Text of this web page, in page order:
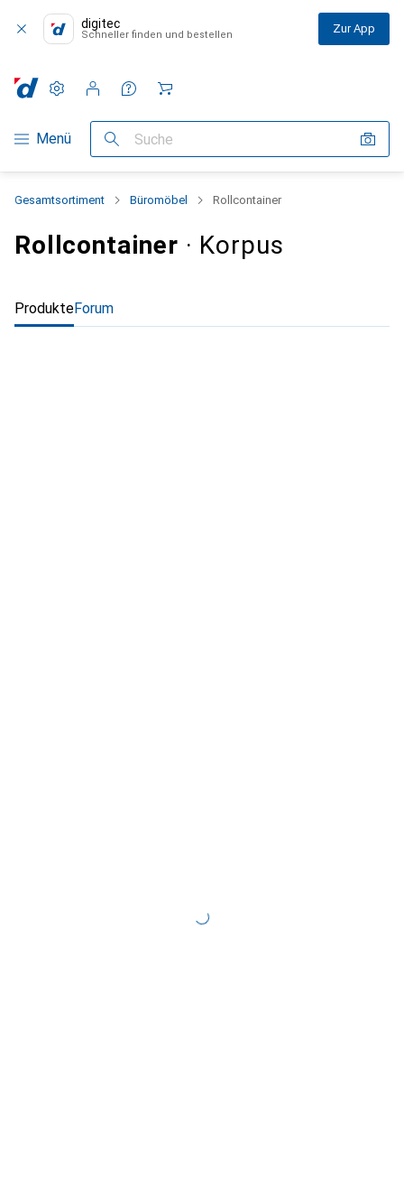
digitec
Schneller finden und bestellen Zur App
Navigation nach Kategorien
Menü Suche
Einstellungen
Kundenkonto
Vergleichslisten
Merklisten
Warenkorb
Gesamtsortiment Büromöbel Rollcontainer
Rollcontainer · Korpus
ProdukteForum